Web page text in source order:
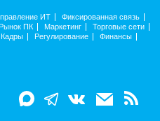
ИТ
Фиксированная связь
ПК Маркетинг
Торговые сети
Кадры Регулирование
Финансы